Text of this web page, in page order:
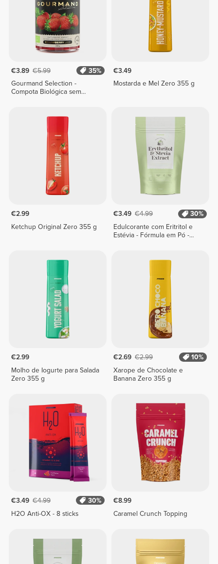
€3.89 €5.99
35%
Gourmand Selection -
Compota Biológica sem
€3.49
Mostarda e Mel Zero 355 g
€2.99
Ketchup Original Zero 355 g
€3.49 €4.99
30%
Edulcorante com Eritritol e
Estévia - Fórmula em Pó -
€2.99
Molho de Iogurte para Salada
Zero 355 g
€2.69 €2.99
10%
Xarope de Chocolate e
Banana Zero 355 g
€3.49 €4.99
30%
H2O Anti-OX - 8 sticks
€8.99
Caramel Crunch Topping